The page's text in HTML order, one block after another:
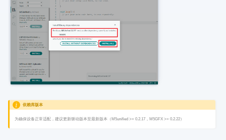
依赖库版本
为确保设备正常适配，建议更新驱动版本至最新版本（M5unified >= 0.2.17，M5GFX >= 0.2.22）